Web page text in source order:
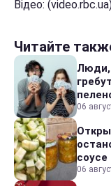
Відео:
Читайте
Люди,
06
соусе
06